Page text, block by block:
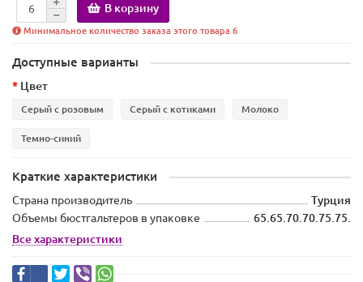
В корзину
Минимальное количество заказа этого товара 6
Доступные варианты
Цвет
Серый с розовым Серый с котиками Молоко
Темно-синий
Краткие характеристики
Страна производитель
Турция
Объемы бюстгальтеров в упаковке
65.65.70.70.75.75.
Все характеристики